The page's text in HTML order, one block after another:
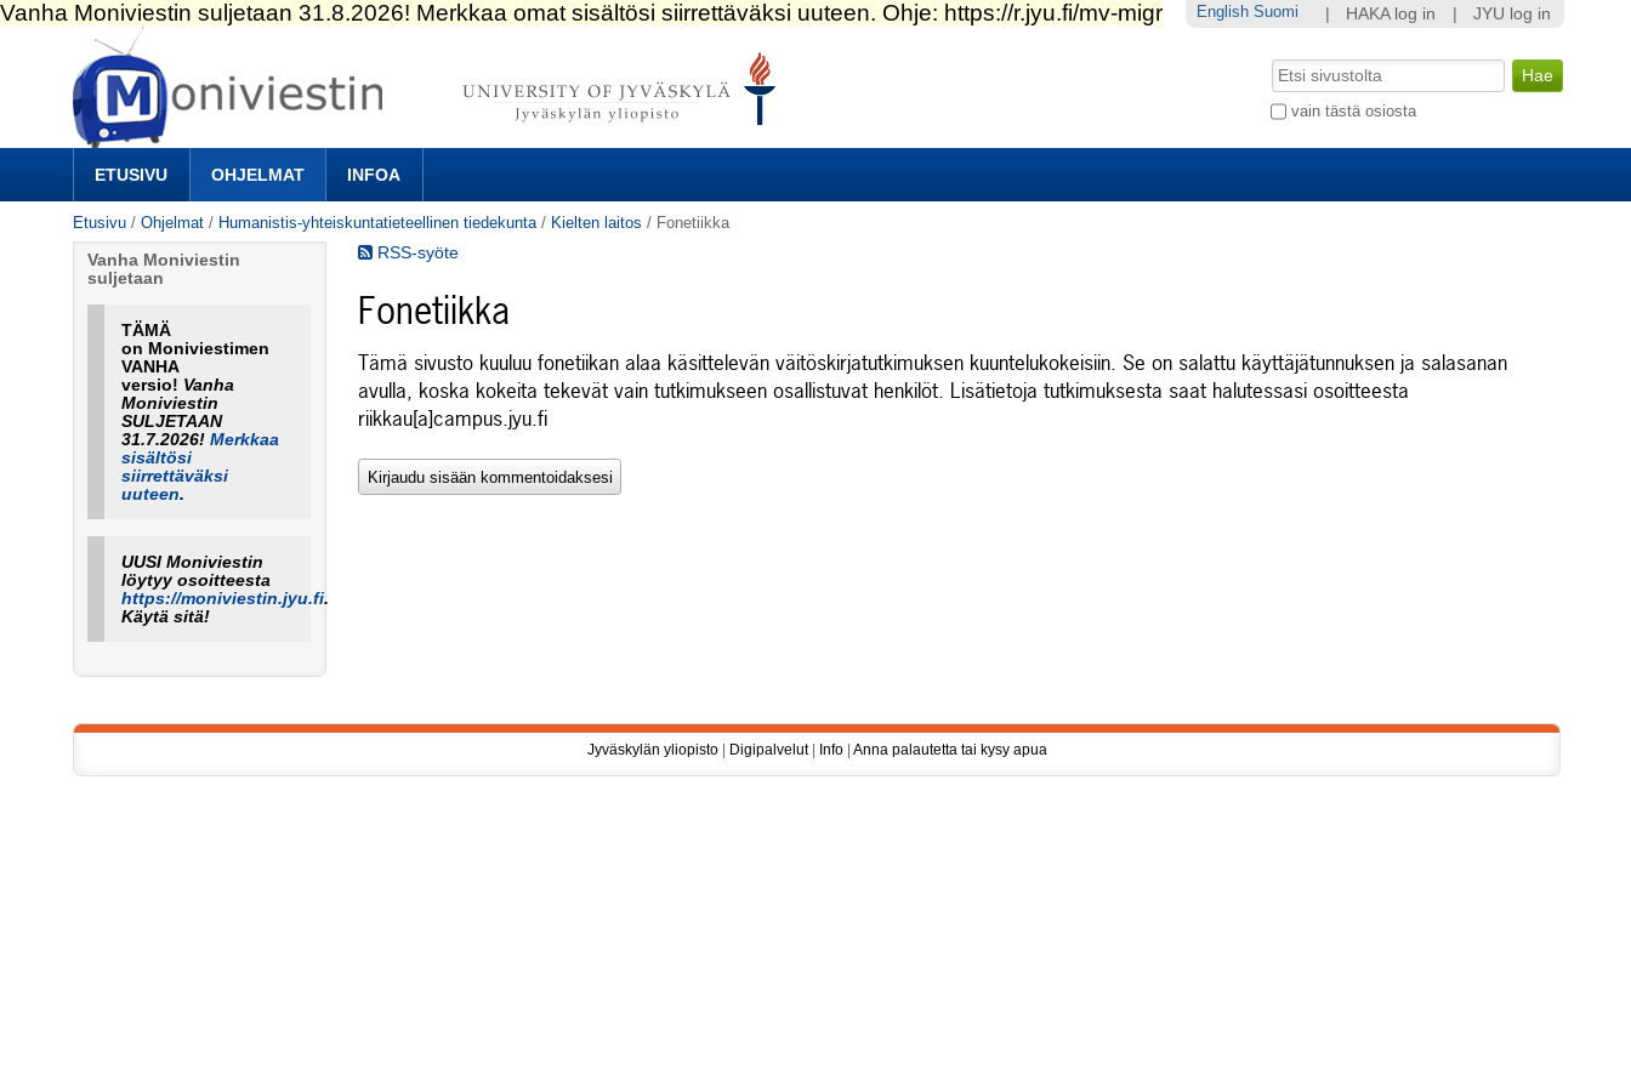
Siirry
sisältöön.
|
Siirry
navigointiin
ETUSIVU OHJELMAT INFOA
Hae
vain tästä osiosta
Laajennettu
Etusivu /Ohjelmat / Humanistis-yhteiskuntatieteellinen tiedekunta / Kielten laitos / Fonetiikka
RSS-syöte
Fonetiikka
Tämä sivusto kuuluu fonetiikan alaa käsittelevän väitöskirjatutkimuksen kuuntelukokeisiin. Se on salattu käyttäjätunnuksen ja salasanan
avulla, koska kokeita tekevät vain tutkimukseen osallistuvat henkilöt. Lisätietoja tutkimuksesta saat halutessasi osoitteesta
riikkau[a]campus.jyu.fi
Vanha Moniviestin
suljetaan
TÄMÄ
on Moniviestimen
VANHA
versio! Vanha
Moniviestin
SULJETAAN
31.7.2026! Merkkaa
sisältösi
siirrettäväksi
uuteen.
UUSI Moniviestin
löytyy osoitteesta
https://moniviestin.jyu.fi.
Käytä sitä!
HAKA log in JYU log in
English Suomi
Jyväskylän yliopisto| Digipalvelut| Info| Anna palautetta tai kysy apua